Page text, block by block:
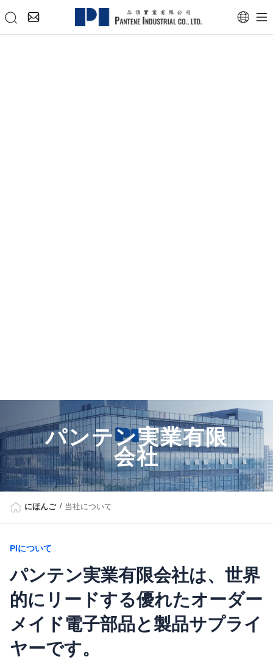
パンテン実業有限
会社
にほんご 当社について
PIについて
パンテン実業有限会社は、世界
的にリードする優れたオーダー
メイド電子部品と製品サプライ
ヤーです。